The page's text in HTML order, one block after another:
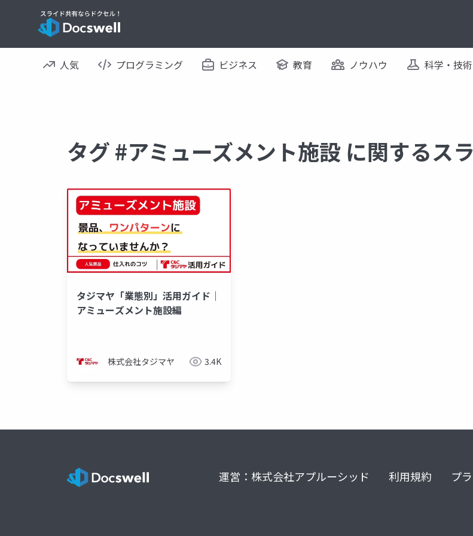
人気 プログラミング ビジネス 教育 ノウハウ 科学・技術
タグ #アミューズメント施設 に関するス
タジマヤ「業態別」活用ガイド｜
アミューズメント施設編
株式会社タジマヤ 3.4K
運営：株式会社アプルーシッド 利用規約 プ